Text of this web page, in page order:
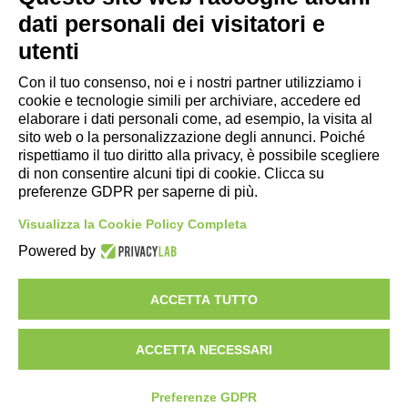
P. IVA / Iscr. Reg. Imp. Forlì-Cesena 03945420408
Privacy Policy |Rivedi preferenze Cookies |Cookie
Policy|Credits
Copyright e Note Legali
AZIENDA
MOTORSPORT
dati personali dei visitatori e
utenti
Con il tuo consenso, noi e i nostri partner utilizziamo i
cookie e tecnologie simili per archiviare, accedere ed
elaborare i dati personali come, ad esempio, la visita al
sito web o la personalizzazione degli annunci. Poiché
rispettiamo il tuo diritto alla privacy, è possibile scegliere
di non consentire alcuni tipi di cookie. Clicca su
preferenze GDPR per saperne di più.
Visualizza la Cookie Policy Completa
Powered by
ACCETTA TUTTO
ACCETTA NECESSARI
Preferenze GDPR